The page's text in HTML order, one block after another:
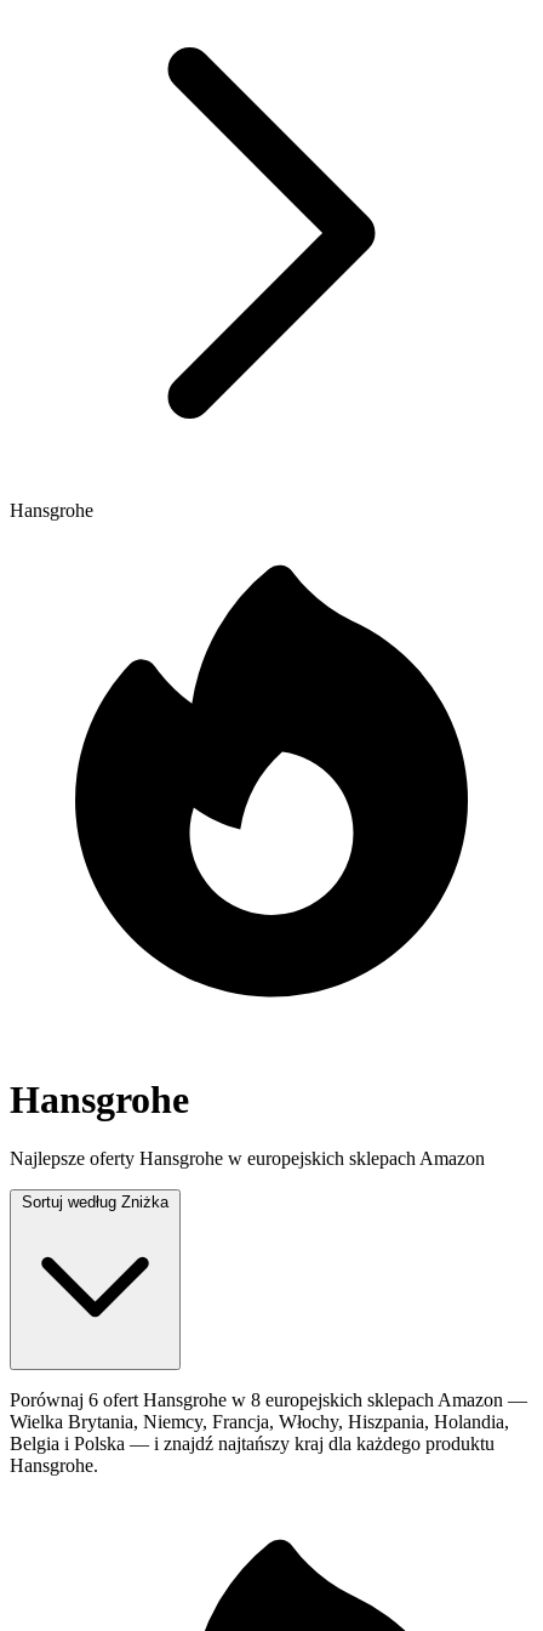
Hansgrohe
Hansgrohe
Najlepsze oferty Hansgrohe w europejskich sklepach Amazon
Sortuj według Zniżka
Porównaj 6 ofert Hansgrohe w 8 europejskich sklepach Amazon —
Wielka Brytania, Niemcy, Francja, Włochy, Hiszpania, Holandia,
Belgia i Polska — i znajdź najtańszy kraj dla każdego produktu
Hansgrohe.